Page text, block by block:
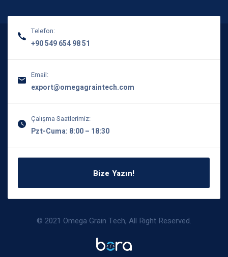
Telefon:
+90 549 654 98 51
Email:
export@omegagraintech.com
Çalışma Saatlerimiz:
Pzt-Cuma: 8:00 – 18:30
Bize Yazın!
© 2021 Omega Grain Tech, All Right Reserved.